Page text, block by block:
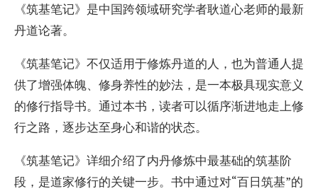
《筑基笔记》是中国跨领域研究学者耿道心老师的最新
丹道论著。
《筑基笔记》不仅适用于修炼丹道的人，也为普通人提
供了增强体魄、修身养性的妙法，是一本极具现实意义
的修行指导书。通过本书，读者可以循序渐进地走上修
行之路，逐步达至身心和谐的状态。
《筑基笔记》详细介绍了内丹修炼中最基础的筑基阶
段，是道家修行的关键一步。书中通过对“百日筑基”的